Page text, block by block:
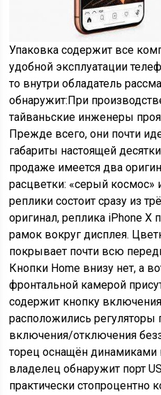
Упаковка содержит все
удобной эксплуатации
то внутри обладатель
обнаружит:При
тайваньские инженеры
Прежде всего, они почти
габариты настоящей
продаже имеется два
расцветки: «серый космос»
реплики состоит сразу из
оригинал, реплика iPhone X
рамок вокруг дисплея.
покрывает почти всю
Кнопки Home внизу нет, а
фронтальной камерой
содержит кнопку
расположились
включения/отключения
торец оснащён
владелец обнаружит порт
практически стопроцентно